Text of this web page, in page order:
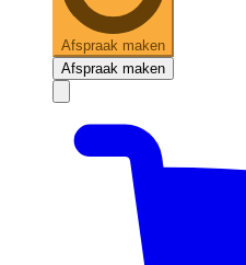
Afspraak maken
Afspraak maken